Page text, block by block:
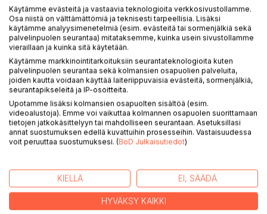
När bomberna föll över Finland under andra världskriget
skickades omkring 70 000 barn till Sverige. Ett av dem var
Annelie - så liten att hon inte mindes sitt hem eller sin familj.
Hennes svenska fosterföräldrar gav henne trygghet och
kärlek och vägrade lämna ifrån sig henne, trots moderns
upprepade försök att hämta hem sitt barn efter kriget.
Först efter nästan fem år lyckades mostern föra Annelie
tillbaka till Helsingfors. Men hemkomsten blev inte ett
lyckligt slut, utan början på en smärtsam dragkamp mellan
två världar, två familjer och två kulturer. Barnets lojalitet
slets åt olika håll, och vuxenvärldens konflikter kastade
Annelie Hollos bok är en gripande och personlig berättelse
om förlust, tillhörighet och överlevnad - men också om hur
minnen från barndomen kan ligga gömda i låsta skrin tills vi
Käytämme evästeitä ja vastaavia teknologioita verkkosivustollamme.
Osa niistä on välttämättömiä ja teknisesti tarpeellisia. Lisäksi
käytämme analyysimenetelmiä (esim. evästeitä tai sormenjälkiä sekä
palvelinpuolen seurantaa) mitataksemme, kuinka usein sivustollamme
vieraillaan ja kuinka sitä käytetään.
Käytämme markkinointitarkoituksiin seurantateknologioita kuten
palvelinpuolen seurantaa sekä kolmansien osapuolien palveluita,
joiden kautta voidaan käyttää laiteriippuvaisia evästeitä, sormenjälkiä,
seurantapikseleitä ja IP-osoitteita.
Upotamme lisäksi kolmansien osapuolten sisältöä (esim.
videoalustoja). Emme voi vaikuttaa kolmannen osapuolen suorittamaan
tietojen jatkokäsittelyyn tai mahdolliseen seurantaan. Asetuksillasi
annat suostumuksen edellä kuvattuihin prosesseihin. Vastaisuudessa
voit peruuttaa suostumuksesi. (BoD Julkaisutiedot)
KIELLÄ EI, SÄÄDÄ
HYVÄKSY KAIKKI